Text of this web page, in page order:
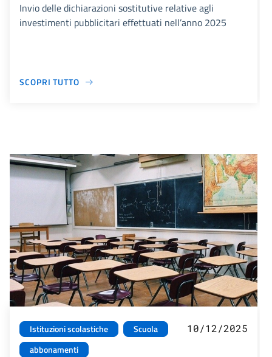
Invio delle dichiarazioni sostitutive relative agli
investimenti pubblicitari effettuati nell’anno 2025
SCOPRI TUTTO
Istituzioni scolastiche
Scuola
abbonamenti
10/12/2025